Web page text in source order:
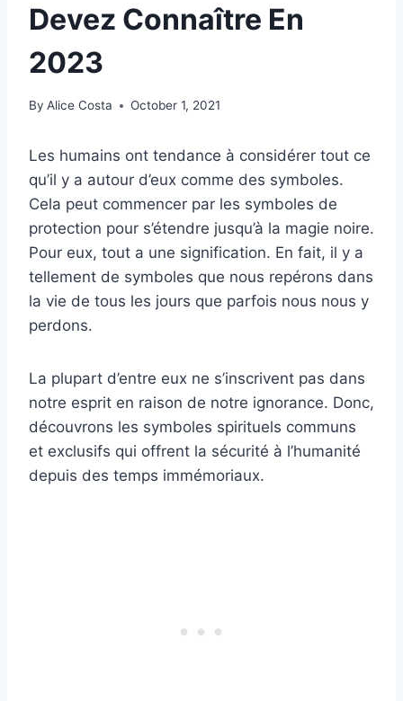
Devez Connaître En
2023
By Alice Costa October 1, 2021
Les humains ont tendance à considérer tout ce
qu’il y a autour d’eux comme des symboles.
Cela peut commencer par les symboles de
protection pour s’étendre jusqu’à la magie noire.
Pour eux, tout a une signification. En fait, il y a
tellement de symboles que nous repérons dans
la vie de tous les jours que parfois nous nous y
perdons.
La plupart d’entre eux ne s’inscrivent pas dans
notre esprit en raison de notre ignorance. Donc,
découvrons les symboles spirituels communs
et exclusifs qui offrent la sécurité à l’humanité
depuis des temps immémoriaux.